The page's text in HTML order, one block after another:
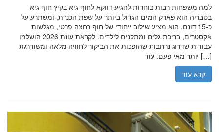
למה משפחות רבות בוחרות להגיע דווקא לחוף גיא בקיץ חוף גיא
בטבריה הוא פארק המים הגדול ביותר על שפת הכנרת, ומשתרע על
כ-15 דונם. הוא מציע שילוב ייחודי של חוף רחצה פרטי, מגלשות
אקסטרים, בריכת גלים ומתקנים לילדים. לקראת עונת 2026 הושלמו
עבודות שדרוג נרחבות שהופכות את הביקור לחוויה מלאה ומשודרגת
יותר מאי פעם. עוד […]
קרא עוד